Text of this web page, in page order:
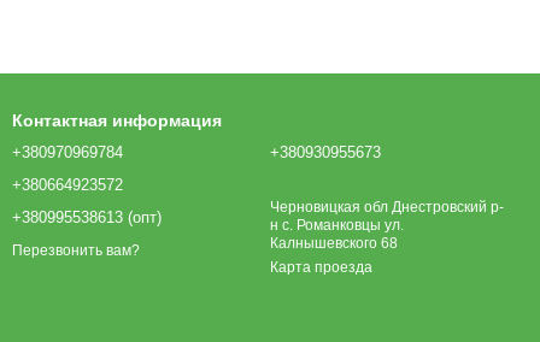
Контактная информация
+380970969784
+380664923572
+380995538613 (опт)
Перезвонить вам?
+380930955673
Черновицкая обл Днестровский р-
н с. Романковцы ул.
Калнышевского 68
Карта проезда